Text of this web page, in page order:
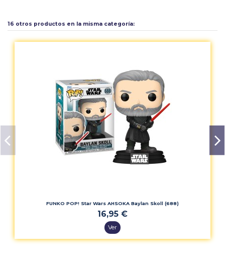
16 otros productos en la misma categoría:
FUNKO POP! Star Wars AHSOKA Baylan Skoll (688)
16,95 €
Ver